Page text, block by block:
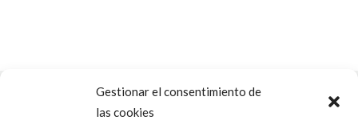
Gestionar el consentimiento de
las cookies